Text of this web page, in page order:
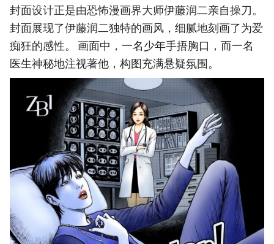
封面设计正是由恐怖漫画界大师伊藤润二亲自操刀。
封面展现了伊藤润二独特的画风，细腻地刻画了为爱
痴狂的感性。 画面中，一名少年手捂胸口，而一名
医生神秘地注视著他，构图充满悬疑氛围。